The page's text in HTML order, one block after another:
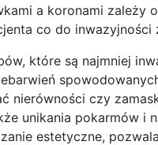
a koronami zależy
co do inwazyjności
które są najmniej
nierówności czy
unikania pokarmów i
estetyczne,